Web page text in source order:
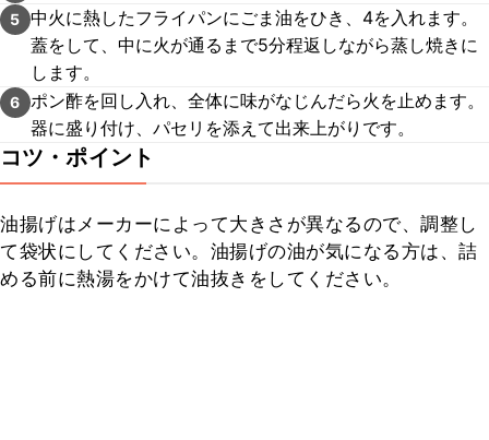
5 中火に熱したフライパンにごま油をひき、4を入れます。
蓋をして、中に火が通るまで5分程返しながら蒸し焼きに
します。
6 ポン酢を回し入れ、全体に味がなじんだら火を止めます。
器に盛り付け、パセリを添えて出来上がりです。
コツ・ポイント
油揚げはメーカーによって大きさが異なるので、調整し
て袋状にしてください。油揚げの油が気になる方は、詰
める前に熱湯をかけて油抜きをしてください。